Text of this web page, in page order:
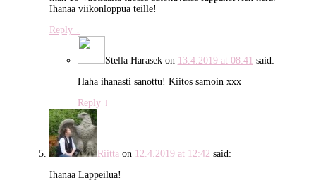
Ihanaa viikonloppua teille!
Reply ↓
Stella Harasekon 13.4.2019 at 08:41 said:
Haha ihanasti sanottu! Kiitos samoin xxx
Reply ↓
Riittaon 12.4.2019 at 12:42 said:
Ihanaa Lappeilua!